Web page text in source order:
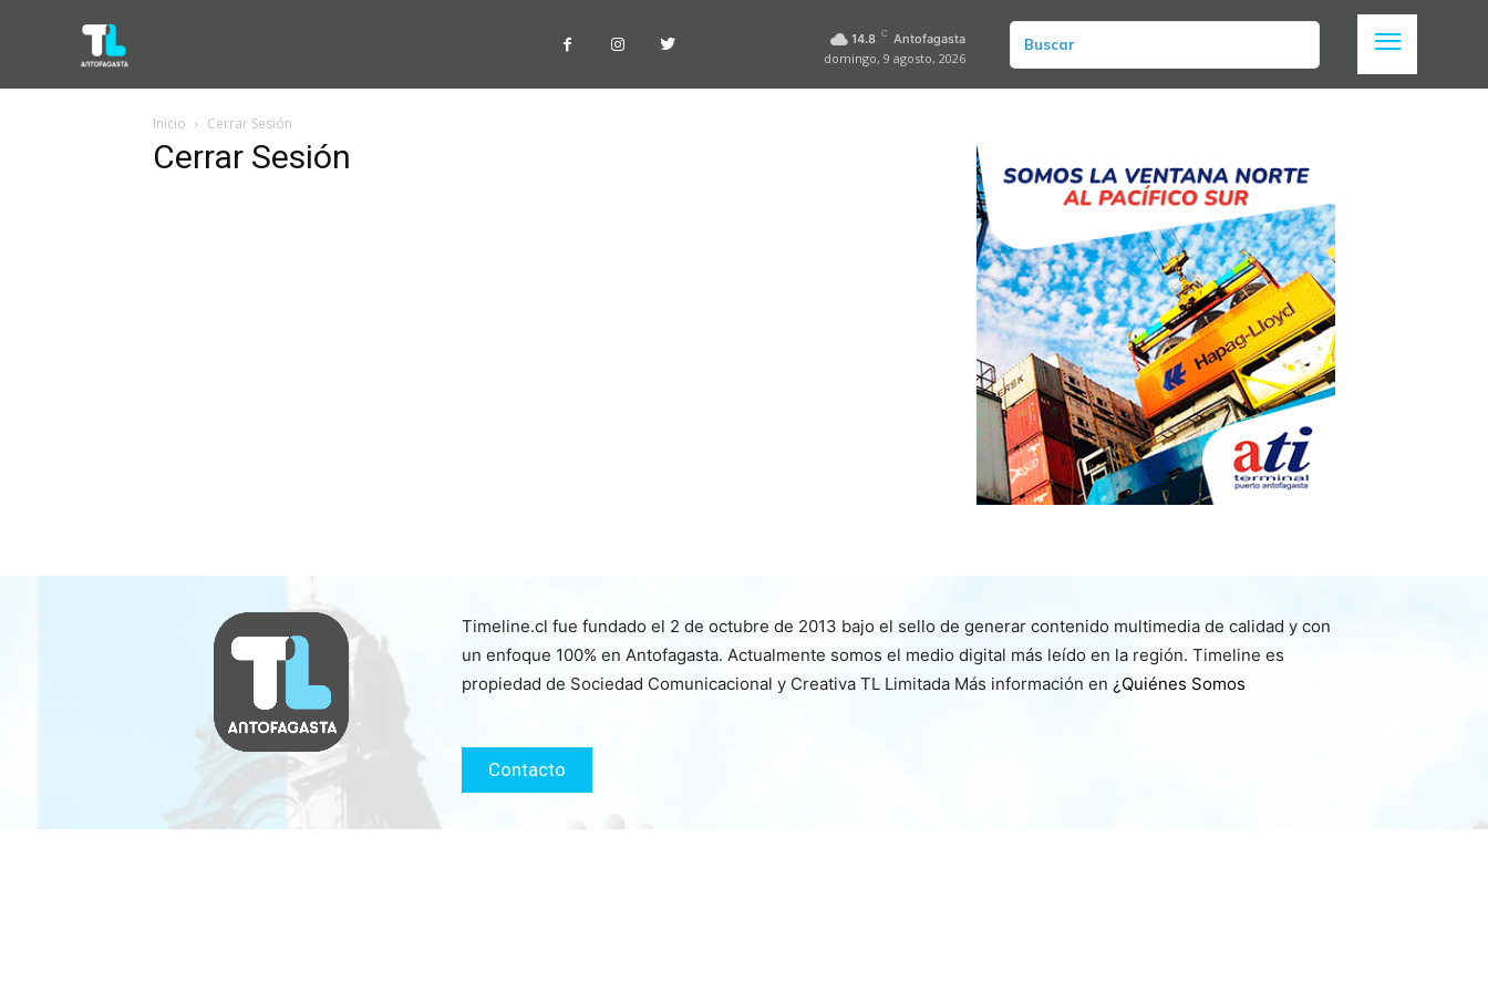
14.8 C Antofagasta
domingo, 9 agosto, 2026
Buscar
Inicio Cerrar Sesión
Cerrar Sesión
Timeline.cl fue fundado el 2 de octubre de 2013 bajo el sello de generar contenido multimedia de calidad y con
un enfoque 100% en Antofagasta. Actualmente somos el medio digital más leído en la región. Timeline es
propiedad de Sociedad Comunicacional y Creativa TL Limitada Más información en ¿Quiénes Somos
Contacto